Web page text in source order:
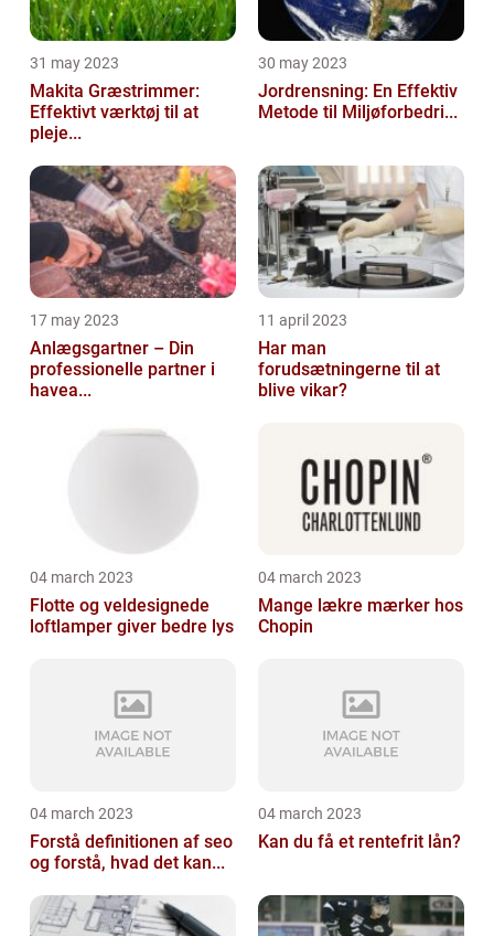
31 may 2023
Makita Græstrimmer:
Effektivt værktøj til at
pleje...
30 may 2023
Jordrensning: En Effektiv
Metode til Miljøforbedri...
17 may 2023
Anlægsgartner – Din
professionelle partner i
havea...
11 april 2023
Har man
forudsætningerne til at
blive vikar?
04 march 2023
Flotte og veldesignede
loftlamper giver bedre lys
04 march 2023
Mange lækre mærker hos
Chopin
04 march 2023
Forstå definitionen af seo
og forstå, hvad det kan...
04 march 2023
Kan du få et rentefrit lån?